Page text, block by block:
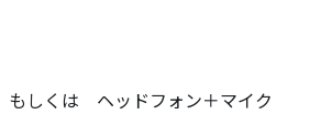
しくは ヘッドフォン＋マイク